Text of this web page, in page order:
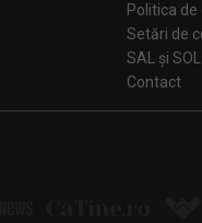
Politica
SAL și SOL
Contact